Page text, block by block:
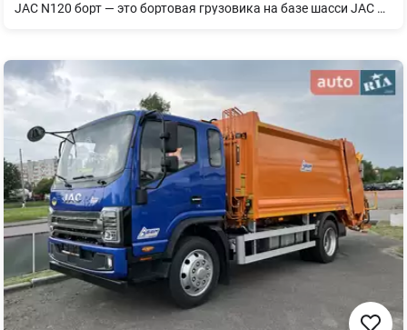
JAC N120 борт — это бортовая грузовика на базе шасси JAC N120, которая характеризуется мощным дизельным двигателем (4,5 л, 206 л.с. или 3,75 л, 170 л.с. в зависимости от модификации), грузоподъемностью около 7 тонн и общей массой почти 12 тонн. Автомобиль имеет прочное шасси, усиленную кабину с кондиционером и аудиосистемой, а также коробку передач на 6 скоростей вперед.